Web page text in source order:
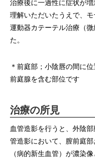
治療後に一過性に症状が
理解いただいたうえで、
運動器カテーテル治療（
た。
＊前庭部；小陰唇の間に
前庭腺を含む部位です
治療の所見
血管造影を行うと、外陰
管造影において、膣前庭
（病的新生血管）が濃染